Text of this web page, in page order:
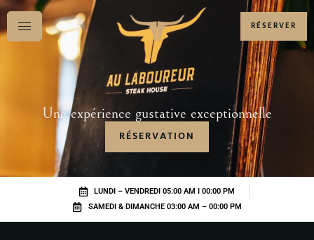
RÉSERVER
Une expérience gustative exceptionnelle
RÉSERVATION
LUNDI – VENDREDI 05:00 AM I 00:00 PM
SAMEDI & DIMANCHE 03:00 AM – 00:00 PM